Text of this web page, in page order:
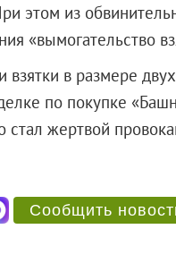
этом из
«вымогательство
в размере
по покупке
стал жертвой
Сообщить